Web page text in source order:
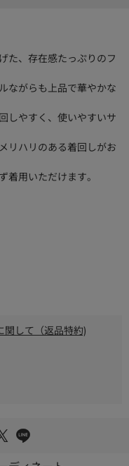
た、存在感たっぷりのフ
ながらも上品で華やかな
しやすく、使いやすいサ
リハリのある着回しがお
着用いただけます。
関して（返品特約)